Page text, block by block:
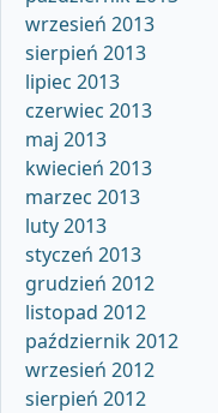
wrzesień 2013
sierpień 2013
lipiec 2013
czerwiec 2013
maj 2013
kwiecień 2013
marzec 2013
luty 2013
styczeń 2013
grudzień 2012
listopad 2012
październik 2012
wrzesień 2012
sierpień 2012